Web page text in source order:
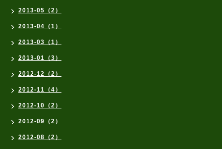
2013-05（2）
2013-04（1）
2013-03（1）
2013-01（3）
2012-12（2）
2012-11（4）
2012-10（2）
2012-09（2）
2012-08（2）